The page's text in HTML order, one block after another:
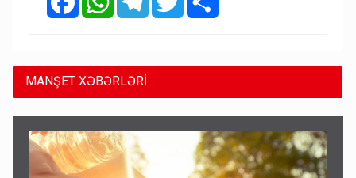
MANŞET XƏBƏRLƏRİ